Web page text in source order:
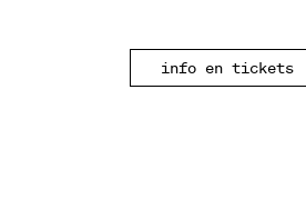
info en tickets